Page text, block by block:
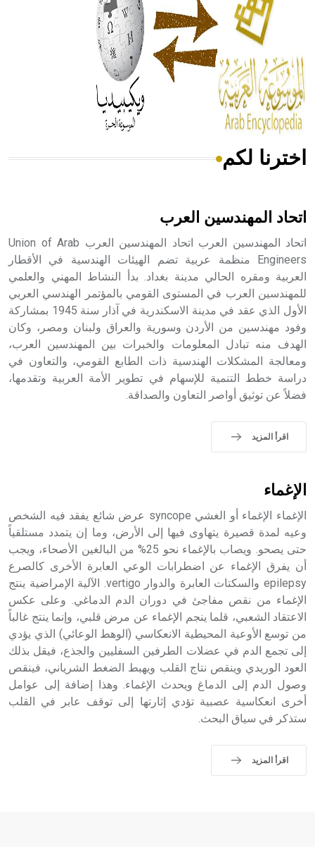
- هل تعلم أن المرجان إفراز حيواني يتكون في البحر ويتركب
من مادة كربونات الكلسيوم، وهو أحمر أو شديد الحمرة وهو
أجود أنواعه، ويمتاز بكبر الحجم ويسمى الش
هل تعلم أن الأبسيد كلمة فرنسية اللفظ تم اعتمادها مصطلحاً
- هل تعلم أن أبجر Abgar اسم معروف جيداً يعود إلى عدد من
الملوك الذين حكموا مدينة إديسا (الرها) من أبجر الأول وحتى
التاسع، وهم ينتسبون إلى أسرة أوسروين
- هل تعلم أن الأبجدية الكنعانية تتألف من /22/ علامة كتابية
sign تكتب منفصلة غير متصلة، وتعتمد المبدأ الأكوروفوني،
اخترنا لكم
اتحاد المهندسين العرب
اتحاد المهندسين العرب اتحاد المهندسين العرب Union of Arab
Engineers منظمة عربية تضم الهيئات الهندسية في الأقطار
العربية ومقره الحالي مدينة بغداد. بدأ النشاط المهني والعلمي
للمهندسين العرب في المستوى القومي بالمؤتمر الهندسي العربي
الأول الذي عقد في مدينة الاسكندرية في آذار سنة 1945 بمشاركة
وفود مهندسين من الأردن وسورية والعراق ولبنان ومصر، وكان
الهدف منه تبادل المعلومات والخبرات بين المهندسين العرب،
ومعالجة المشكلات الهندسية ذات الطابع القومي، والتعاون في
دراسة خطط التنمية للإسهام في تطوير الأمة العربية وتقدمها،
فضلاً عن توثيق أواصر التعاون والصداقة.
اقرأ المزيد
الإغماء
الإغماء الإغماء أو الغشي syncope عرض شائع يفقد فيه الشخص
وعيه لمدة قصيرة يتهاوى فيها إلى الأرض، وما إن يتمدد مستلقياً
حتى يصحو. ويصاب بالإغماء نحو 25% من البالغين الأصحاء، ويجب
أن يفرق الإغماء عن اضطرابات الوعي العابرة الأخرى كالصرع
epilepsy والسكتات العابرة والدوار vertigo. الآلية الإمراضية ينتج
الإغماء من نقص مفاجئ في دوران الدم الدماغي. وعلى عكس
الاعتقاد الشعبي، قلما ينجم الإغماء عن مرض قلبي، وإنما ينتج غالباً
من توسع الأوعية المحيطية الانعكاسي (الوهط الوعائي) الذي يؤدي
إلى تجمع الدم في عضلات الطرفين السفليين والجذع، فيقل بذلك
العود الوريدي وينقص نتاج القلب ويهبط الضغط الشرياني، فينقص
وصول الدم إلى الدماغ ويحدث الإغماء. وهذا إضافة إلى عوامل
أخرى انعكاسية عصبية تؤدي إثارتها إلى توقف عابر في القلب
ستذكر في سياق البحث.
اقرأ المزيد